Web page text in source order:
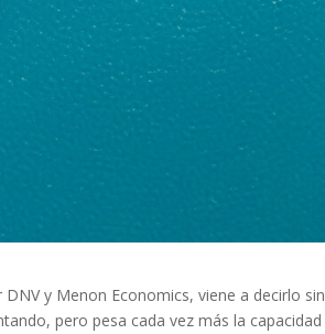
y Menon Economics, viene a decirlo sin
pero pesa cada vez más la capacidad